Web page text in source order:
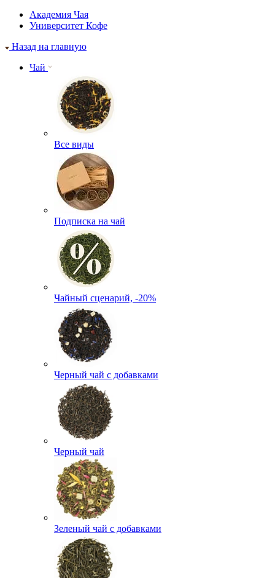
Академия Чая
Университет Кофе
Назад на главную
Чай
Все виды
Подписка на чай
Чайный сценарий, -20%
Черный чай с добавками
Черный чай
Зеленый чай с добавками